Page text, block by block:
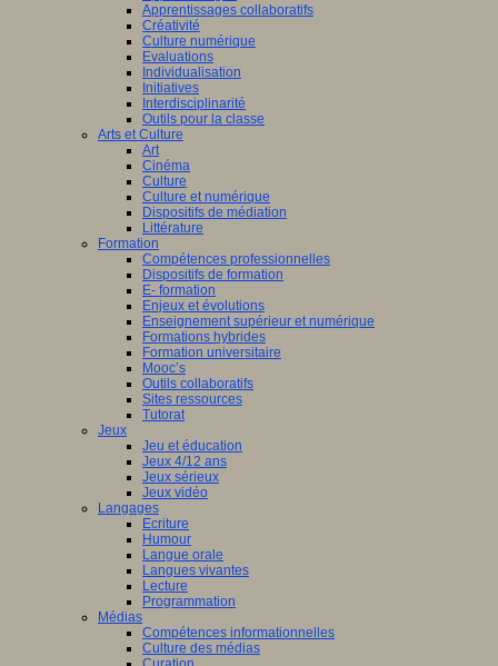
Apprentissages collaboratifs
Créativité
Culture numérique
Evaluations
Individualisation
Initiatives
Interdisciplinarité
Outils pour la classe
Arts et Culture
Art
Cinéma
Culture
Culture et numérique
Dispositifs de médiation
Littérature
Formation
Compétences professionnelles
Dispositifs de formation
E- formation
Enjeux et évolutions
Enseignement supérieur et numérique
Formations hybrides
Formation universitaire
Mooc’s
Outils collaboratifs
Sites ressources
Tutorat
Jeux
Jeu et éducation
Jeux 4/12 ans
Jeux sérieux
Jeux vidéo
Langages
Ecriture
Humour
Langue orale
Langues vivantes
Lecture
Programmation
Médias
Compétences informationnelles
Culture des médias